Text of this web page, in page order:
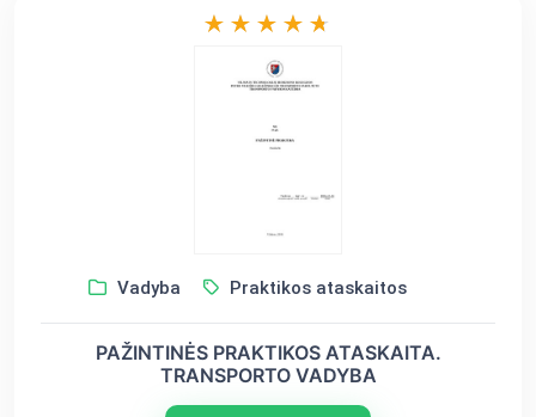
Vadyba Praktikos ataskaitos
PAŽINTINĖS PRAKTIKOS ATASKAITA.
TRANSPORTO VADYBA